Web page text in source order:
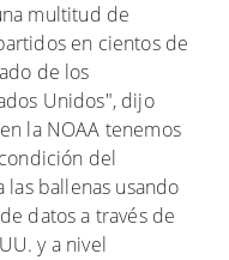
multitud de
en cientos de
de los
Unidos", dijo
la NOAA tenemos
del
las ballenas usando
datos a través de
y a nivel